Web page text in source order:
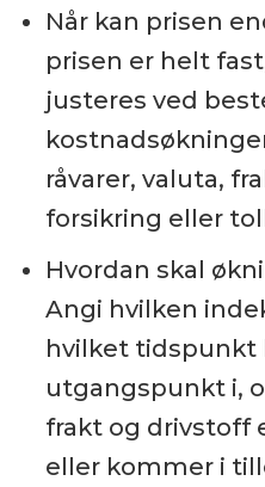
Når kan prisen
prisen er helt
justeres ved
råvarer, valuta,
forsikring eller
Hvordan skal
Angi hvilken
hvilket tidspunkt
utgangspunkt i,
frakt og drivstoff
eller kommer i